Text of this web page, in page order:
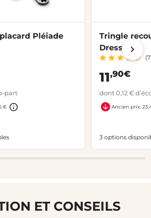
Pléiade
part
€
Tringle
Dressing
11,90€
dont 0,12 €
Ancien prix:
3 options
ET CONSEILS